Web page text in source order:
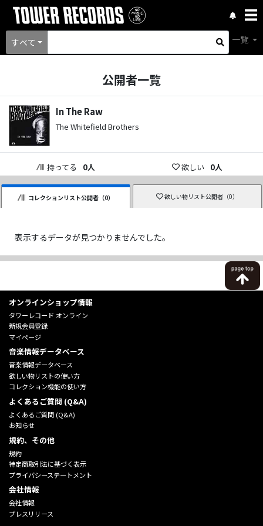
すべて 一覧
公開者一覧
In The Raw
The Whitefield Brothers
持ってる 0人 欲しい 0人
コレクションリスト公開者（0） 欲しい物リスト公開者（0）
表示するデータが見つかりませんでした。
オンラインショップ情報
タワーレコード オンライン
新規会員登録
マイページ
音楽情報データベース
音楽情報データベース
欲しい物リストの使い方
コレクション機能の使い方
よくあるご質問 (Q&A)
よくあるご質問 (Q&A)
お知らせ
規約、その他
規約
特定商取引法に基づく表示
プライバシーステートメント
会社情報
会社情報
プレスリリース